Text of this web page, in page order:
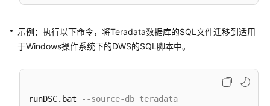
产
品
示例：执行以下命令，将Teradata数据库的SQL文件迁移到适用
于Windows操作系统下的DWS的SQL脚本中。
runDSC.bat
--source-db teradata